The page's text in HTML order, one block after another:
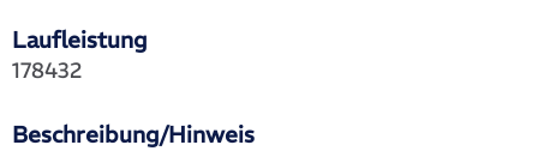
Laufleistung
178432
Beschreibung/Hinweis